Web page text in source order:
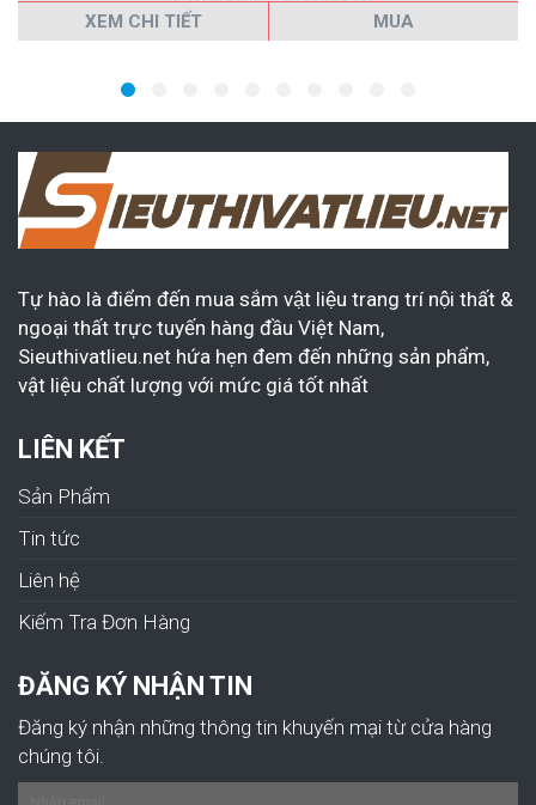
XEM CHI TIẾT MUA
Tự hào là điểm đến mua sắm vật liệu trang trí nội thất &
ngoại thất trực tuyến hàng đầu Việt Nam,
Sieuthivatlieu.net hứa hẹn đem đến những sản phẩm,
vật liệu chất lượng với mức giá tốt nhất
LIÊN KẾT
Sản Phẩm
Tin tức
Liên hệ
Kiếm Tra Đơn Hàng
ĐĂNG KÝ NHẬN TIN
Đăng ký nhận những thông tin khuyến mại từ cửa hàng
chúng tôi.